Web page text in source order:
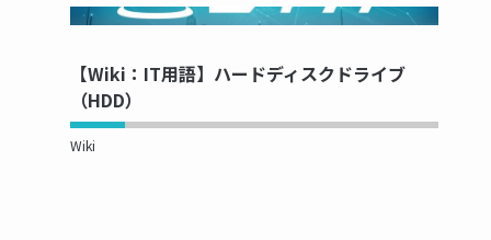
NOW PRINTING...
【Wiki：IT用語】ハードディスクドライブ
（HDD）
Wiki